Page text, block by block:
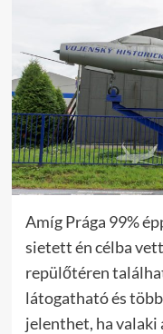
Amíg Prága 99%
sietett én célba
repülőtéren
látogatható és
jelenthet, ha valaki